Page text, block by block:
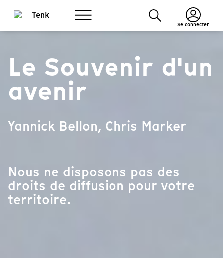
Se connecter
Le Souvenir d'un
avenir
Yannick Bellon, Chris Marker
Nous ne disposons pas des
droits de diffusion pour votre
territoire.